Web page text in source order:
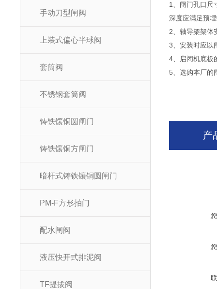
手动刀型闸阀
上装式偏心半球阀
套筒阀
不锈钢套筒阀
铸铁镶铜圆闸门
铸铁镶铜方闸门
暗杆式铸铁镶铜圆闸门
PM-F方形拍门
配水闸阀
液压快开式排泥阀
TF提拔阀
1、闸门孔口尺
深度应满足预
2、轴导架架体
3、安装时应以
4、启闭机底板
5、选购本厂的
产